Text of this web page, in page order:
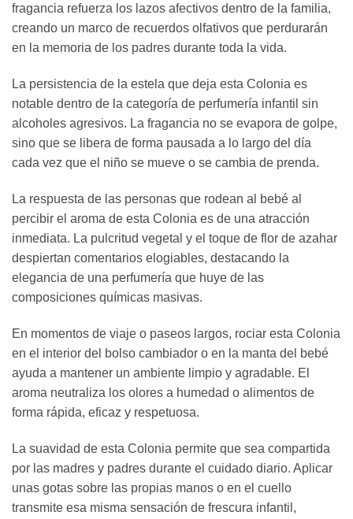
fragancia refuerza los lazos afectivos dentro de la familia,
creando un marco de recuerdos olfativos que perdurarán
en la memoria de los padres durante toda la vida.
La persistencia de la estela que deja esta Colonia es
notable dentro de la categoría de perfumería infantil sin
alcoholes agresivos. La fragancia no se evapora de golpe,
sino que se libera de forma pausada a lo largo del día
cada vez que el niño se mueve o se cambia de prenda.
La respuesta de las personas que rodean al bebé al
percibir el aroma de esta Colonia es de una atracción
inmediata. La pulcritud vegetal y el toque de flor de azahar
despiertan comentarios elogiables, destacando la
elegancia de una perfumería que huye de las
composiciones químicas masivas.
En momentos de viaje o paseos largos, rociar esta Colonia
en el interior del bolso cambiador o en la manta del bebé
ayuda a mantener un ambiente limpio y agradable. El
aroma neutraliza los olores a humedad o alimentos de
forma rápida, eficaz y respetuosa.
La suavidad de esta Colonia permite que sea compartida
por las madres y padres durante el cuidado diario. Aplicar
unas gotas sobre las propias manos o en el cuello
transmite esa misma sensación de frescura infantil,